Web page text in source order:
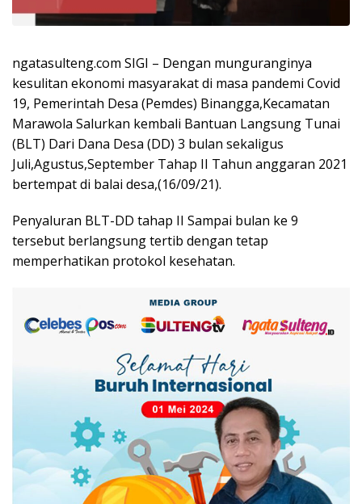
ngatasulteng.com SIGI – Dengan munguranginya
kesulitan ekonomi masyarakat di masa pandemi Covid
19, Pemerintah Desa (Pemdes) Binangga,Kecamatan
Marawola Salurkan kembali Bantuan Langsung Tunai
(BLT) Dari Dana Desa (DD) 3 bulan sekaligus
Juli,Agustus,September Tahap II Tahun anggaran 2021
bertempat di balai desa,(16/09/21).
Penyaluran BLT-DD tahap II Sampai bulan ke 9
tersebut berlangsung tertib dengan tetap
memperhatikan protokol kesehatan.